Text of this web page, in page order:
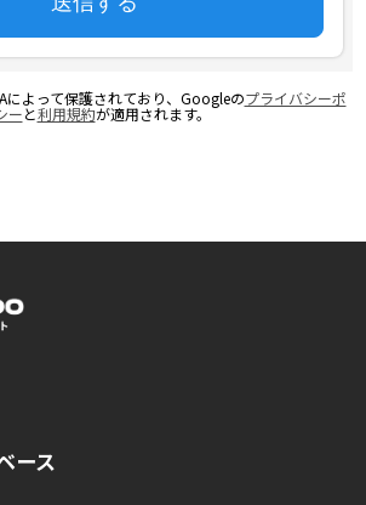
によって保護されており、Googleのプライバシーポ
ーと利用規約が適用されます。
ース